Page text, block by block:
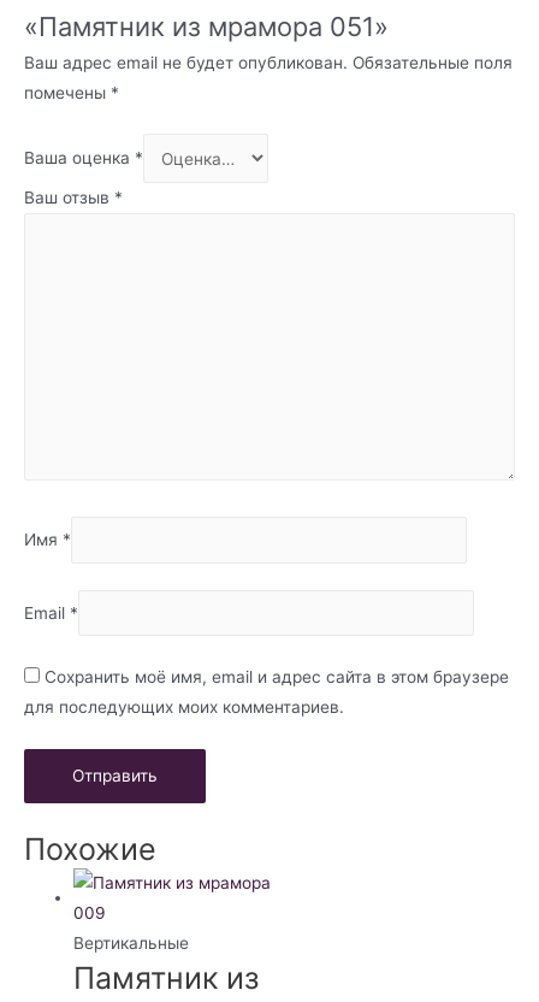
«Памятник из мрамора 051»
Ваш адрес email не будет опубликован. Обязательные поля
помечены *
Ваша оценка *
Ваш отзыв *
Имя *
Email *
Сохранить моё имя, email и адрес сайта в этом браузере
для последующих моих комментариев.
Похожие
Вертикальные
Памятник из